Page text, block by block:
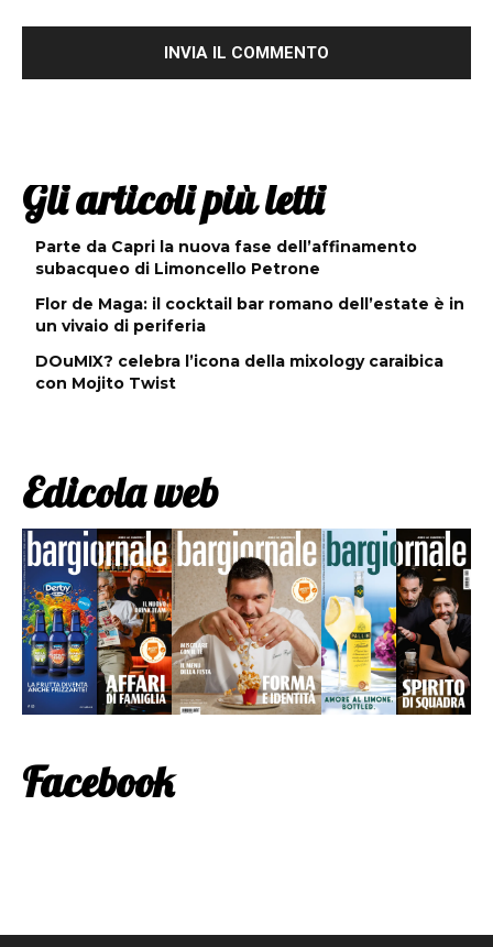
Gli articoli più letti
Parte da Capri la nuova fase dell’affinamento
subacqueo di Limoncello Petrone
Flor de Maga: il cocktail bar romano dell’estate è in
un vivaio di periferia
DOuMIX? celebra l’icona della mixology caraibica
con Mojito Twist
Edicola web
Facebook